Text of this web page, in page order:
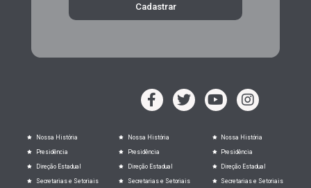
Cadastrar
Nossa História
Presidência
Direção Estadual
Secretarias e Setoriais
Nossa História
Presidência
Direção Estadual
Secretarias e Setoriais
Nossa História
Presidência
Direção Estadual
Secretarias e Setoriais